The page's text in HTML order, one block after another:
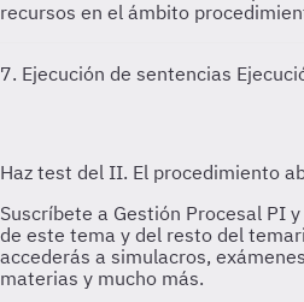
recursos en el ámbito
7. Ejecución de sentencias